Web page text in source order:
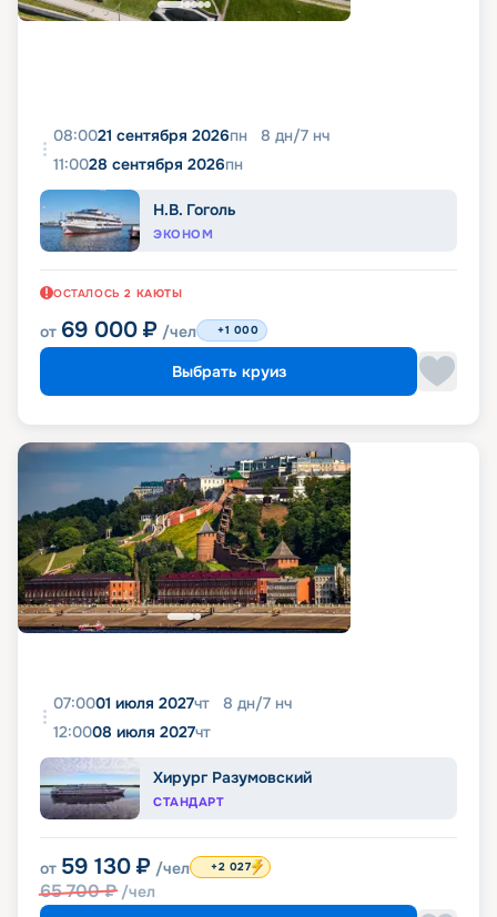
08:0021 сентября 2026пн 8 дн/7 нч
11:0028 сентября 2026пн
Н.В. Гоголь
ЭКОНОМ
ОСТАЛОСЬ 2 КАЮТЫ
от 69 000 ₽ /чел +1 000
Выбрать круиз
07:0001 июля 2027чт 8 дн/7 нч
12:0008 июля 2027чт
Хирург Разумовский
СТАНДАРТ
от 59 130 ₽ /чел
65 700₽ /чел
+2 027